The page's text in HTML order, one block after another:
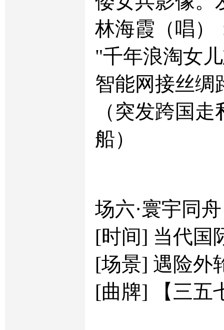
林海霞（唱）
"千年浪淘女
智能网接丝绸
（突发跨国
船）
场六·寰宇同舟
[时间] 当代国
[场景] 遇险外
[曲牌] 【三五